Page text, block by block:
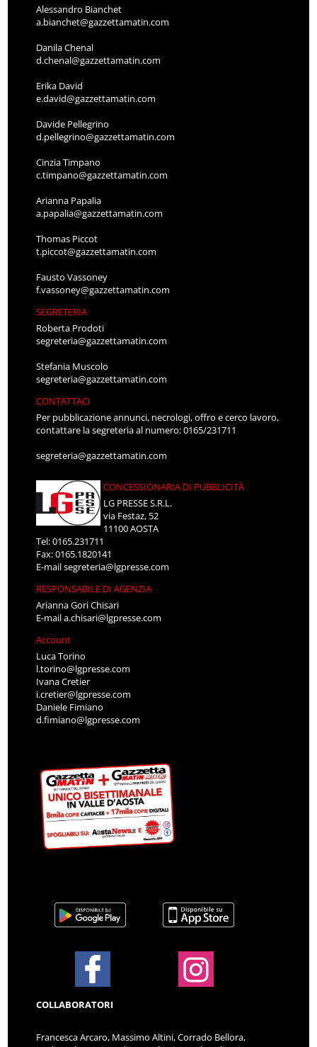
Alessandro Bianchet
a.bianchet@gazzettamatin.com
Danila Chenal
d.chenal@gazzettamatin.com
Erika David
e.david@gazzettamatin.com
Davide Pellegrino
d.pellegrino@gazzettamatin.com
Cinzia Timpano
c.timpano@gazzettamatin.com
Arianna Papalia
a.papalia@gazzettamatin.com
Thomas Piccot
t.piccot@gazzettamatin.com
Fausto Vassoney
f.vassoney@gazzettamatin.com
SEGRETERIA
Roberta Prodoti
segreteria@gazzettamatin.com
Stefania Muscolo
segreteria@gazzettamatin.com
CONTATTACI
Per pubblicazione annunci, necrologi, offro e cerco lavoro,
contattare la segreteria al numero: 0165/231711
segreteria@gazzettamatin.com
CONCESSIONARIA DI PUBBLICITÀ
LG PRESSE S.R.L.
via Festaz, 52
11100 AOSTA
Tel: 0165.231711
Fax: 0165.1820141
E-mailsegreteria@lgpresse.com
RESPONSABILE DI AGENZIA
Arianna Gori Chisari
E-maila.chisari@lgpresse.com
Account
Luca Torino
l.torino@lgpresse.com
Ivana Cretier
i.cretier@lgpresse.com
Daniele Fimiano
d.fimiano@lgpresse.com
COLLABORATORI
Francesca Arcaro, Massimo Altini, Corrado Bellora,